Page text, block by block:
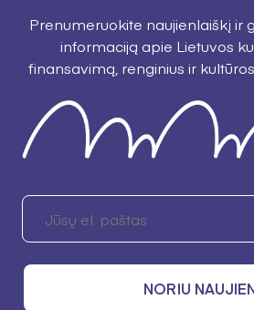
Prenumeruokite naujienlaiškį ir
informaciją apie Lietuvos
finansavimą, renginius ir
NORIU